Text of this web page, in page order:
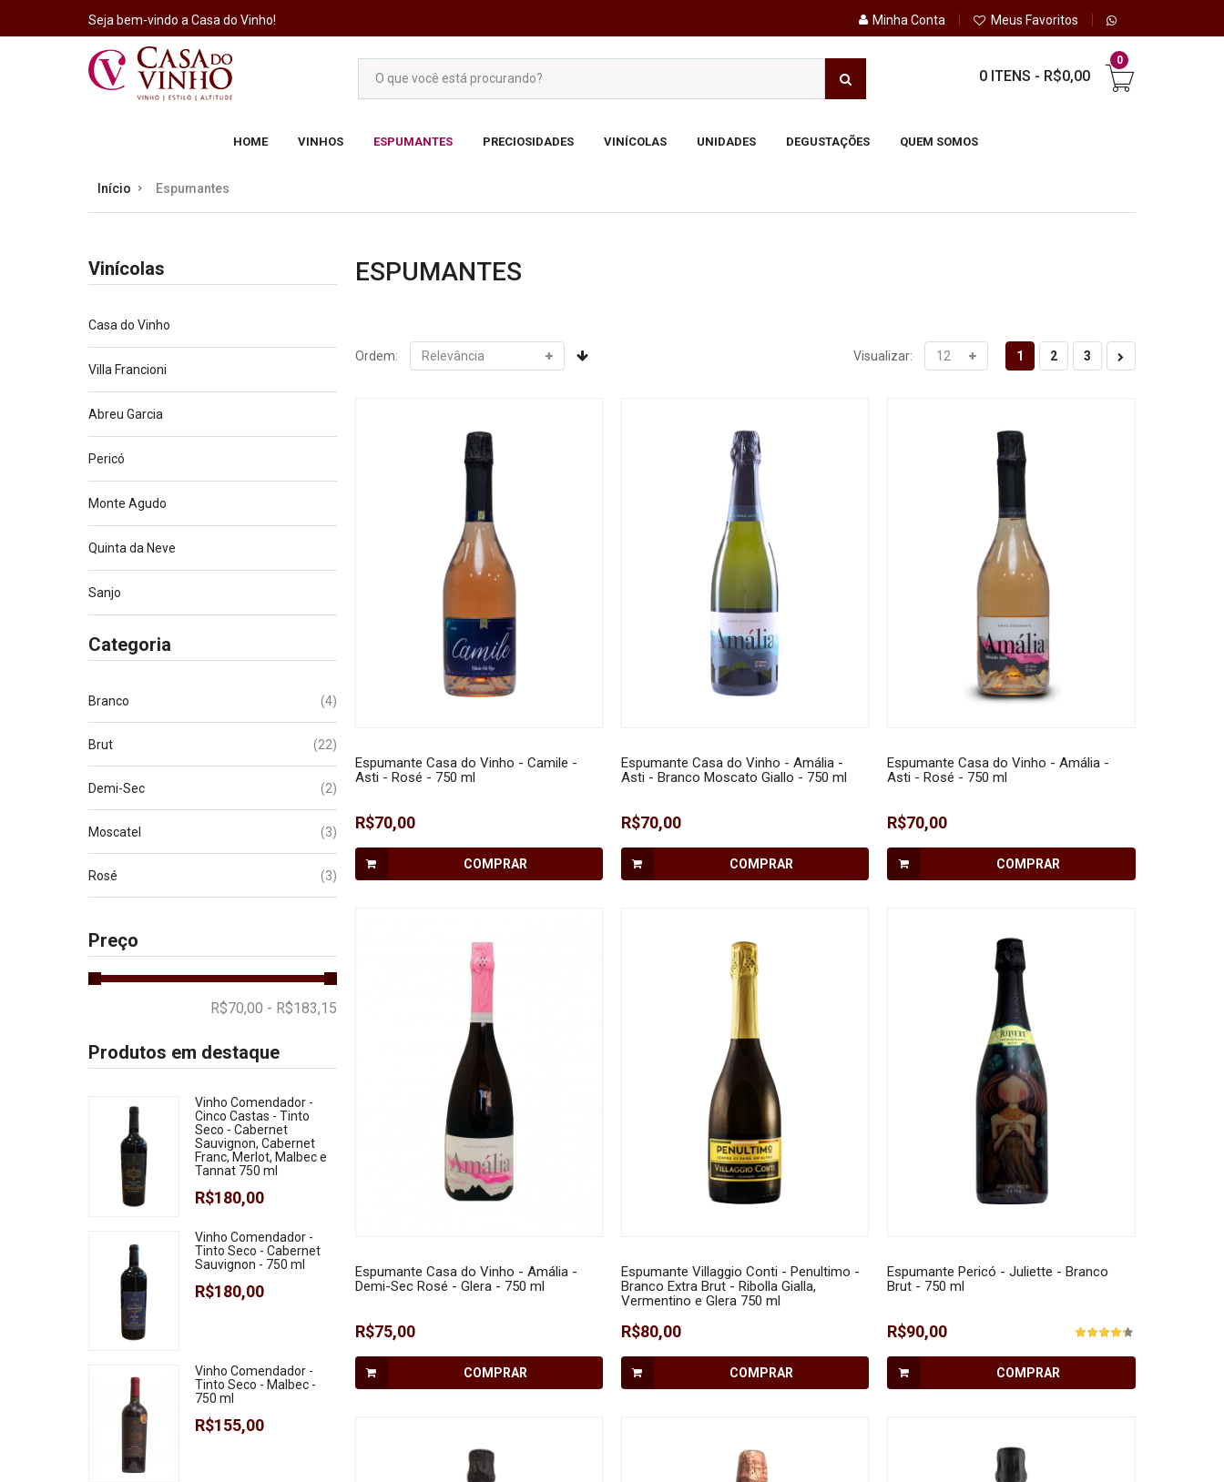
Seja bem-vindo a Casa do Vinho! Meus Favoritos
Minha Conta
0
0 ITENS - R$0,00
HOME VINHOS ESPUMANTES PRECIOSIDADES VINÍCOLAS UNIDADES DEGUSTAÇÕES QUEM SOMOS
Início Espumantes
Vinícolas
Casa do Vinho
Villa Francioni
Abreu Garcia
Pericó
Monte Agudo
Quinta da Neve
Sanjo
Categoria
Branco (4)
Brut (22)
Demi-Sec (2)
Moscatel (3)
Rosé (3)
Preço
Produtos em destaque
Vinho Comendador -
Cinco Castas - Tinto
Seco - Cabernet
Sauvignon, Cabernet
Franc, Merlot, Malbec e
Tannat 750 ml
R$180,00
Vinho Comendador -
Tinto Seco - Cabernet
Sauvignon - 750 ml
R$180,00
Vinho Comendador -
Tinto Seco - Malbec -
750 ml
R$155,00
ESPUMANTES
Ordem: Visualizar: 1 2 3
Espumante Casa do Vinho - Camile -
Asti - Rosé - 750 ml
R$70,00
COMPRAR
Espumante Casa do Vinho - Amália -
Asti - Branco Moscato Giallo - 750 ml
R$70,00
COMPRAR
Espumante Casa do Vinho - Amália -
Asti - Rosé - 750 ml
R$70,00
COMPRAR
Espumante Casa do Vinho - Amália -
Demi-Sec Rosé - Glera - 750 ml
R$75,00
COMPRAR
Espumante Villaggio Conti - Penultimo -
Branco Extra Brut - Ribolla Gialla,
Vermentino e Glera 750 ml
R$80,00
COMPRAR
Espumante Pericó - Juliette - Branco
Brut - 750 ml
R$90,00
COMPRAR